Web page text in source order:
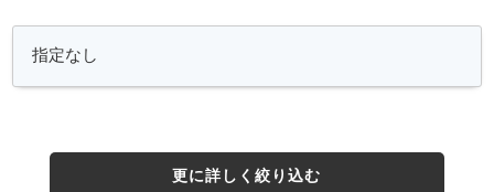
更に詳しく絞り込む